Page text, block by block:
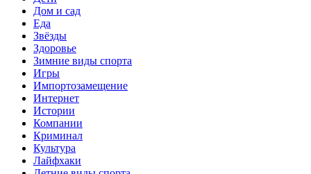
Дом и сад
Еда
Звёзды
Здоровье
Зимние виды спорта
Игры
Импортозамещение
Интернет
Истории
Компании
Криминал
Культура
Лайфхаки